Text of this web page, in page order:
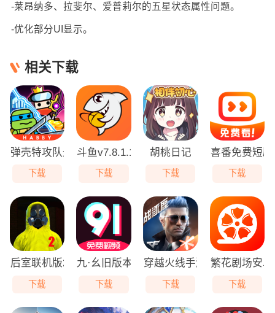
-莱昂纳多、拉斐尔、爱普莉尔的五星状态属性问题。
-优化部分UI显示。
相关下载
弹壳特攻队最新版
下载
斗鱼v7.8.1.1最新版
下载
胡桃日记
下载
喜番免费短剧
下载
后室联机版2最新版
下载
九·幺旧版本
下载
穿越火线手游体验服
下载
繁花剧场安
下载